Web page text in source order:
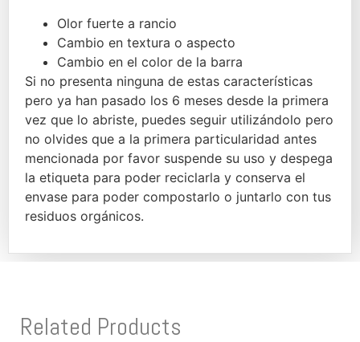
Olor fuerte a rancio
Cambio en textura o aspecto
Cambio en el color de la barra
Si no presenta ninguna de estas características
pero ya han pasado los 6 meses desde la primera
vez que lo abriste, puedes seguir utilizándolo pero
no olvides que a la primera particularidad antes
mencionada por favor suspende su uso y despega
la etiqueta para poder reciclarla y conserva el
envase para poder compostarlo o juntarlo con tus
residuos orgánicos.
Related Products